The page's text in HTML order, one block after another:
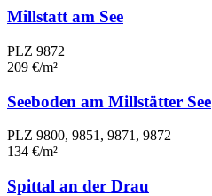
Millstatt am See
PLZ 9872
209 €/m²
Seeboden am Millstätter See
PLZ 9800, 9851, 9871, 9872
134 €/m²
Spittal an der Drau